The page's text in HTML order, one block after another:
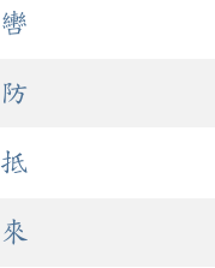
轡
防
抵
來